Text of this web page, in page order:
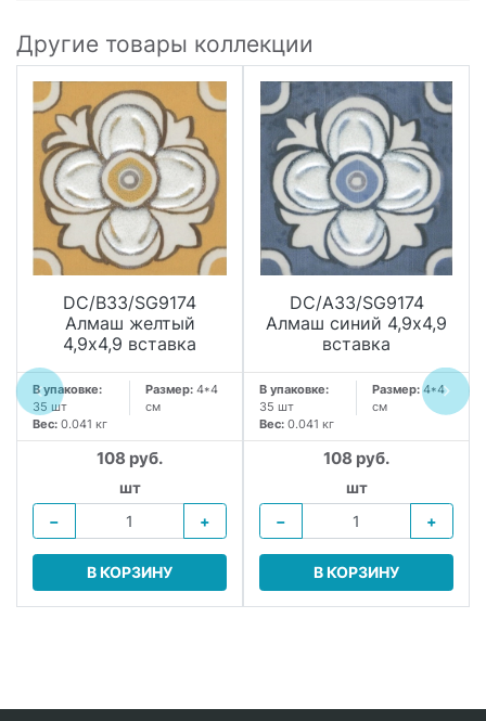
Другие товары коллекции
DC/B33/SG9174
Алмаш желтый
4,9х4,9 вставка
В упаковке:
35 шт
Размер: 4*4
см
Вес: 0.041 кг
108 руб.
шт
−
+
В КОРЗИНУ
DC/A33/SG9174
Алмаш синий 4,9х4,9
вставка
В упаковке:
35 шт
Размер:4*4
см
Вес: 0.041 кг
108 руб.
шт
−
+
В КОРЗИНУ